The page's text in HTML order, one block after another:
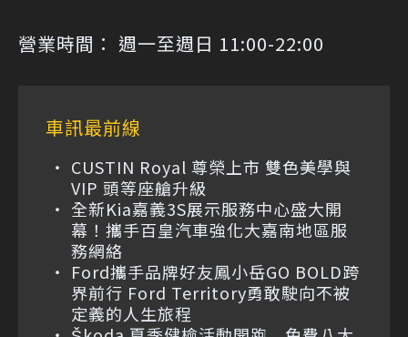
營業時間： 週一至週日 11:00-22:00
車訊最前線
CUSTIN Royal 尊榮上市 雙色美學與
VIP 頭等座艙升級
全新Kia嘉義3S展示服務中心盛大開
幕！攜手百皇汽車強化大嘉南地區服
務網絡
Ford攜手品牌好友鳳小岳GO BOLD跨
界前行 Ford Territory勇敢駛向不被
定義的人生旅程